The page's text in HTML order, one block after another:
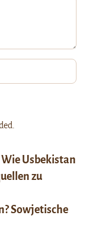
Usbekistan
zu
Sowjetische